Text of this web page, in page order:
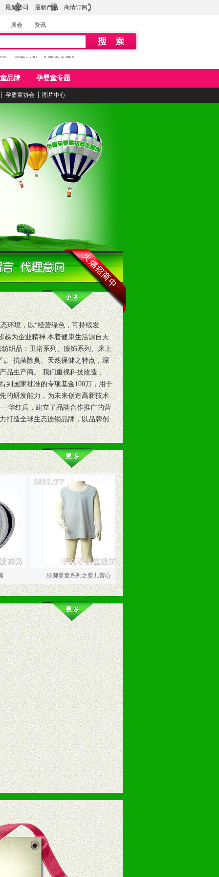
最新公司 最新产品 商情订阅
展会 资讯
乳 早教加盟 儿童夏季童装
品牌 孕婴童专题
┆ 孕婴童协会 ┆ 图片中心
环境，以“经营绿色，可持续发
越为企业精神.本着健康生活源自天
织品：卫浴系列、服饰系列、床上
、抗菌除臭、天然保健之特点，深
品生产商。 我们重视科技改造，
到国家批准的专项基金100万，用于
的研发能力，为未来创造高新技术
华红兵，建立了品牌合作推广的营
打造全球生态连锁品牌，以品牌创
绿卿婴童系列之婴儿背心 绿卿婴童系列之婴儿T恤